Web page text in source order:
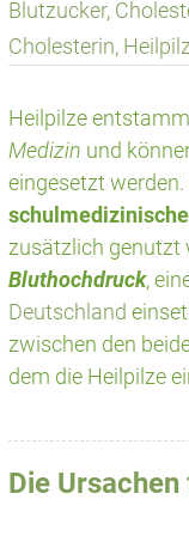
Blutzucker,
Cholesterin,
Heilpilze
Medizin und
eingesetzt werden.
zusätzlich genutzt
Bluthochdruck,
Deutschland
zwischen den
dem die Heilpilze
Die Ursachen